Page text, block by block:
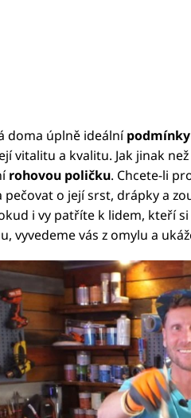
doma úplně ideální
vitalitu a kvalitu. Jak jinak
rohovou poličku. Chcete-li
o její srst, drápky a
i vy patříte k lidem, kteří
vyvedeme vás z omylu a